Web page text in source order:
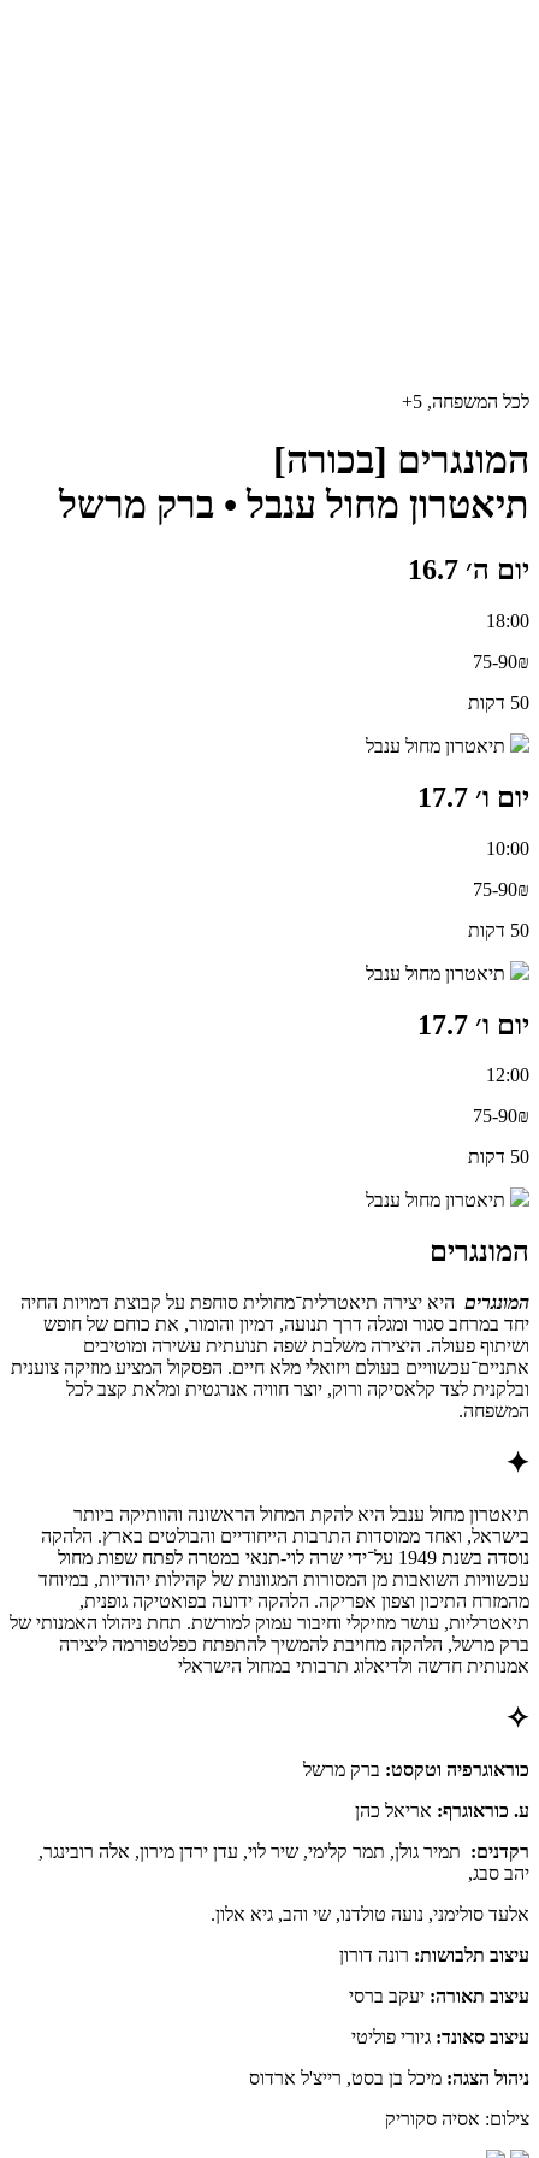
לכל המשפחה, 5+
המונגרים [בכורה]
תיאטרון מחול ענבל • ברק מרשל
יום ה׳ 16.7
18:00
75-90₪
50 דקות
תיאטרון מחול ענבל
יום ו׳ 17.7
10:00
75-90₪
50 דקות
תיאטרון מחול ענבל
יום ו׳ 17.7
12:00
75-90₪
50 דקות
תיאטרון מחול ענבל
המונגרים
המונגרים היא יצירה תיאטרלית־מחולית סוחפת על קבוצת דמויות החיה
יחד במרחב סגור ומגלה דרך תנועה, דמיון והומור, את כוחם של חופש
ושיתוף פעולה. היצירה משלבת שפה תנועתית עשירה ומוטיבים
אתניים־עכשוויים בעולם ויזואלי מלא חיים. הפסקול המציע מוזיקה צוענית
ובלקנית לצד קלאסיקה ורוק, יוצר חוויה אנרגטית ומלאת קצב לכל
המשפחה.
✦
תיאטרון מחול ענבל היא להקת המחול הראשונה והוותיקה ביותר
בישראל, ואחד ממוסדות התרבות הייחודיים והבולטים בארץ. הלהקה
נוסדה בשנת 1949 על־ידי שרה לוי-תנאי במטרה לפתח שפות מחול
עכשוויות השואבות מן המסורות המגוונות של קהילות יהודיות, במיוחד
מהמזרח התיכון וצפון אפריקה. הלהקה ידועה בפואטיקה גופנית,
תיאטרליות, עושר מוזיקלי וחיבור עמוק למורשת. תחת ניהולו האמנותי של
ברק מרשל, הלהקה מחויבת להמשיך להתפתח כפלטפורמה ליצירה
אמנותית חדשה ולדיאלוג תרבותי במחול הישראלי
✧
כוראוגרפיה וטקסט: ברק מרשל
ע. כוראוגרף: אריאל כהן
רקדנים: תמיר גולן, תמר קלימי, שיר לוי, עדן ירדן מירון, אלה רובינגר,
יהב סבג,
אלעד סולימני, נועה טולדנו, שי והב, גיא אלון.
עיצוב תלבושות: רונה דורון
עיצוב תאורה: יעקב ברסי
עיצוב סאונד: גיורי פוליטי
ניהול הצגה: מיכל בן בסט, רייצ'ל ארדוס
צילום: אסיה סקוריק